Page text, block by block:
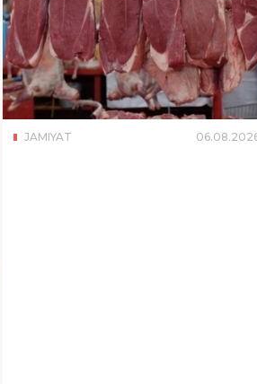
JAMIYAT 06.08.